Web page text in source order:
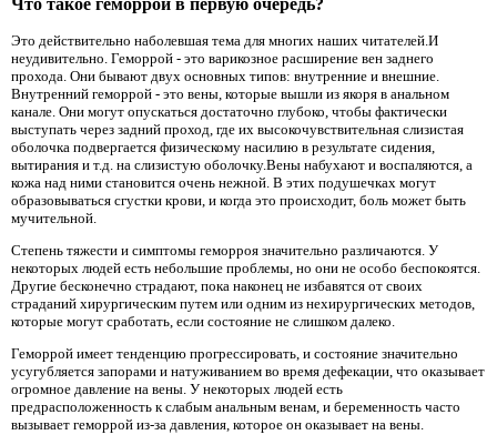
Что такое геморрой в первую очередь?
Это действительно наболевшая тема для многих наших читателей.И
неудивительно. Геморрой - это варикозное расширение вен заднего
прохода. Они бывают двух основных типов: внутренние и внешние.
Внутренний геморрой - это вены, которые вышли из якоря в анальном
канале. Они могут опускаться достаточно глубоко, чтобы фактически
выступать через задний проход, где их высокочувствительная слизистая
оболочка подвергается физическому насилию в результате сидения,
вытирания и т.д. на слизистую оболочку.Вены набухают и воспаляются, а
кожа над ними становится очень нежной. В этих подушечках могут
образовываться сгустки крови, и когда это происходит, боль может быть
мучительной.
Степень тяжести и симптомы геморроя значительно различаются. У
некоторых людей есть небольшие проблемы, но они не особо беспокоятся.
Другие бесконечно страдают, пока наконец не избавятся от своих
страданий хирургическим путем или одним из нехирургических методов,
которые могут сработать, если состояние не слишком далеко.
Геморрой имеет тенденцию прогрессировать, и состояние значительно
усугубляется запорами и натуживанием во время дефекации, что оказывает
огромное давление на вены. У некоторых людей есть
предрасположенность к слабым анальным венам, и беременность часто
вызывает геморрой из-за давления, которое он оказывает на вены.